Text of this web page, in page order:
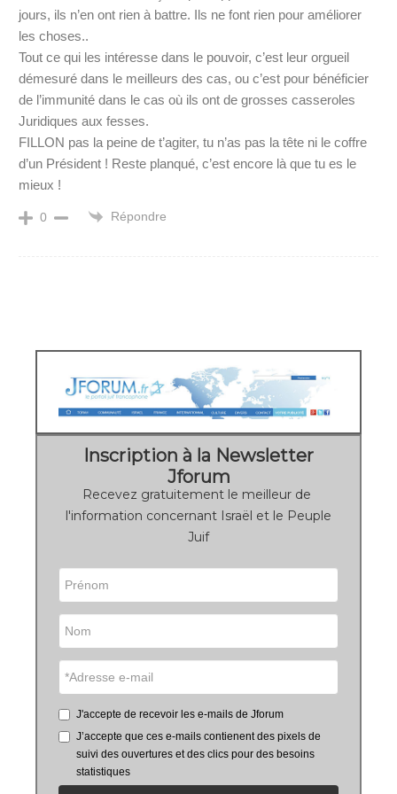
jours, ils n’en ont rien à battre. Ils ne font rien pour améliorer
les choses..
Tout ce qui les intéresse dans le pouvoir, c’est leur orgueil
démesuré dans le meilleurs des cas, ou c’est pour bénéficier
de l’immunité dans le cas où ils ont de grosses casseroles
Juridiques aux fesses.
FILLON pas la peine de t’agiter, tu n’as pas la tête ni le coffre
d’un Président ! Reste planqué, c’est encore là que tu es le
mieux !
0 Répondre
Inscription à la Newsletter
Jforum
Recevez gratuitement le meilleur de
l'information concernant Israël et le Peuple
Juif
J'accepte de recevoir les e-mails de Jforum
J’accepte que ces e-mails contienent des pixels de
suivi des ouvertures et des clics pour des besoins
statistiques